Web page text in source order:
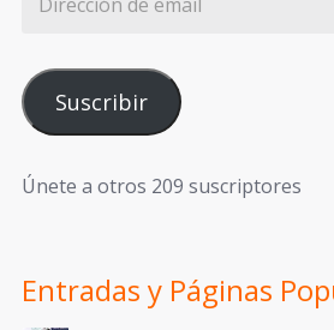
Suscribir
Únete a otros 209 suscriptores
Entradas y Páginas